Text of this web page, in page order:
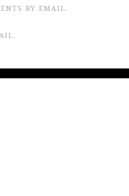
BY EMAIL.